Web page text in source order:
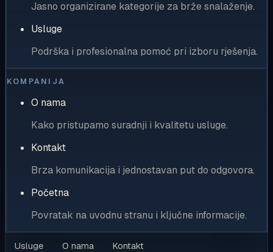
Jasno organizirane kategorije za brže snalaženje.
Usluge
Podrška i profesionalna pomoć pri izboru rješenja.
KOMPANIJA
O nama
Kako pristupamo suradnji i kvalitetu usluge.
Kontakt
Brza komunikacija i jednostavan put do odgovora.
Početna
Povratak na uvodnu stranu i ključne informacije.
Usluge O nama Kontakt